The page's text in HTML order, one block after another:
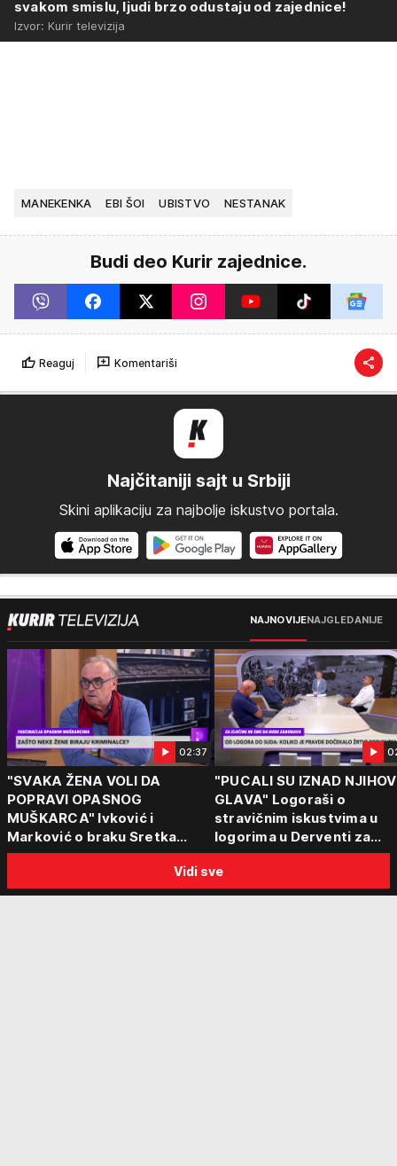
svakom smislu, ljudi brzo odustaju od zajednice!
Izvor: Kurir televizija
MANEKENKA EBI ŠOI UBISTVO NESTANAK
Budi deo Kurir zajednice.
Reaguj Komentariši
Najčitaniji sajt u Srbiji
Skini aplikaciju za najbolje iskustvo portala.
NAJNOVIJENAJGLEDANIJE
02:37
"SVAKA ŽENA VOLI DA
POPRAVI OPASNOG
MUŠKARCA" Ivković i
Marković o braku Sretka
Kalinića i fenomenu žena koje
biraju kriminalce: "Neće sa
nekim ko nema para"
"PUCALI SU IZNAD
GLAVA" Logoraši o
stravičnim iskustvima u
logorima u Derventi za
emisiju "Puls Srbije
"Tada je počela velika
tortura..."
Vidi sve